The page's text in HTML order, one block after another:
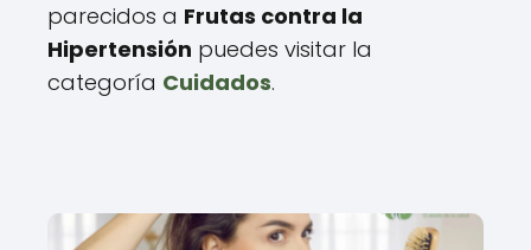
parecidos a Frutas contra la
Hipertensión puedes visitar la
categoría Cuidados.